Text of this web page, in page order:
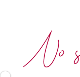
No